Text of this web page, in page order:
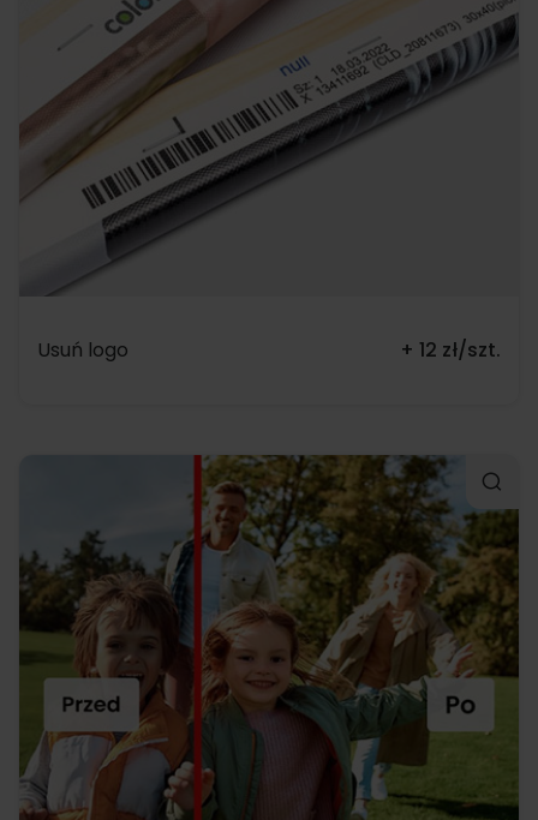
Usuń logo + 12 zł/szt.